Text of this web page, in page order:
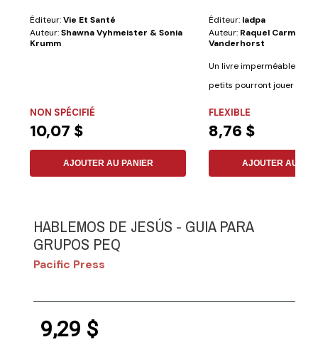
Éditeur:Vie Et Santé
Auteur:Shawna Vyhmeister & Sonia
Krumm
NON SPÉCIFIÉ
10,07 $
AJOUTER AU PANIER
Éditeur: Iadpa
Auteur: Raquel Carmona
Vanderhorst
Un livre imperméable
petits pourront jouer tout
FLEXIBLE
8,76 $
AJOUTER AU
HABLEMOS DE JESÚS - GUIA PARA
GRUPOS PEQ
Pacific Press
9,29 $